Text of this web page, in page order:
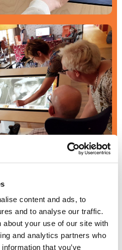
content and ads, to
and to analyse our traffic.
about your use of our site with
and analytics partners who
that you’ve
muziek
jaren roept vaak sterke
geven. Voor veel
dagelijkse herinneringen,